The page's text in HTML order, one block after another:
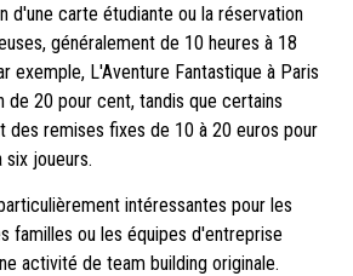
d'une carte étudiante ou la réservation
généralement de 10 heures à 18
exemple, L'Aventure Fantastique à Paris
de 20 pour cent, tandis que certains
des remises fixes de 10 à 20 euros pour
joueurs.
intéressantes pour les
familles ou les équipes d'entreprise
activité de team building originale.